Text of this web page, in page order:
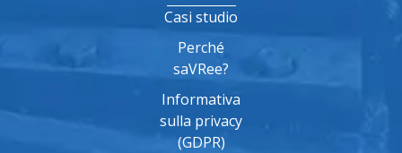
Casi studio
Perché
saVRee?
Informativa
sulla privacy
(GDPR)